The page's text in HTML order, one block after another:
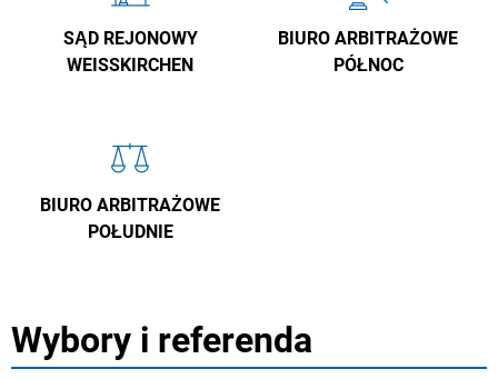
SĄD REJONOWY
WEISSKIRCHEN
BIURO ARBITRAŻOWE
PÓŁNOC
BIURO ARBITRAŻOWE
POŁUDNIE
Wybory i referenda